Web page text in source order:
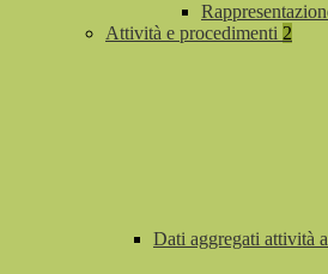
Attività e procedimenti 2
Dati aggregati attività